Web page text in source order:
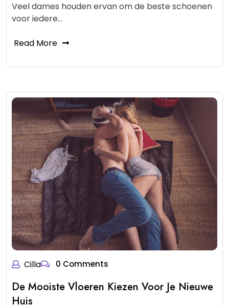
Veel dames houden ervan om de beste schoenen
voor iedere…
Read More
Cilla 0 Comments
De Mooiste Vloeren Kiezen Voor Je Nieuwe
Huis